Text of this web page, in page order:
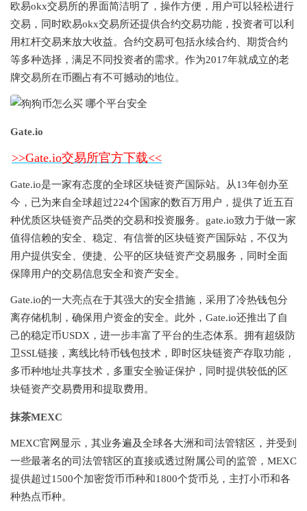
欧易okx交易所的界面简洁明了，操作方便，用户可以轻松进行
交易，同时欧易okx交易所还提供合约交易功能，投资者可以利
用杠杆交易来放大收益。合约交易可包括永续合约、期货合约
等多种选择，满足不同投资者的需求。作为2017年就成立的老
牌交易所在币圈占有不可撼动的地位。
Gate.io
>>Gate.io交易所官方下载<<
Gate.io是一家有态度的全球区块链资产国际站。从13年创办至
今，已为来自全球超过224个国家的数百万用户，提供了近五百
种优质区块链资产品类的交易和投资服务。gate.io致力于做一家
值得信赖的安全、稳定、有信誉的区块链资产国际站，不仅为
用户提供安全、便捷、公平的区块链资产交易服务，同时全面
保障用户的交易信息安全和资产安全。
Gate.io的一大亮点在于其强大的安全措施，采用了冷热钱包分
离存储机制，确保用户资金的安全。此外，Gate.io还推出了自
己的稳定币USDX，进一步丰富了平台的生态体系。拥有超级防
卫SSL链接，离线比特币钱包技术，即时区块链资产存取功能，
多币种地址共享技术，多重安全验证保护，同时提供较低的区
块链资产交易费用和提取费用。
抹茶MEXC
MEXC官网显示，其业务遍及全球各大洲和司法管辖区，并受到
一些最著名的司法管辖区的直接或透过附属公司的监管，MEXC
提供超过1500个加密货币币种和1800个货币兑，主打小币和各
种热点币种。